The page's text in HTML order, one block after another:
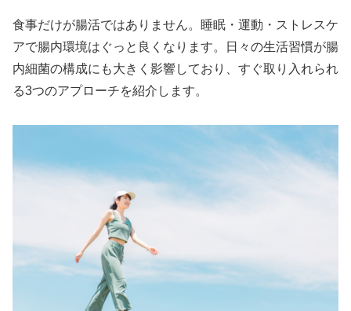
食事だけが腸活ではありません。睡眠・運動・ストレスケ
アで腸内環境はぐっと良くなります。日々の生活習慣が腸
内細菌の構成にも大きく影響しており、すぐ取り入れられ
る3つのアプローチを紹介します。